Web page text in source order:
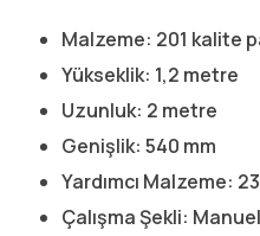
Malzeme: 201 kalite
Yükseklik: 1,2 metre
Uzunluk: 2 metre
Genişlik: 540 mm
Yardımcı Malzeme:
Çalışma Şekli: Manuel